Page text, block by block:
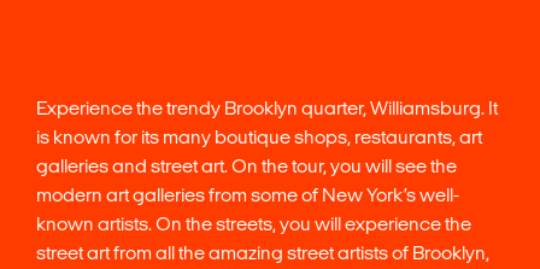
Experience the trendy Brooklyn quarter, Williamsburg. It
is known for its many boutique shops, restaurants, art
galleries and street art. On the tour, you will see the
modern art galleries from some of New York’s well-
known artists. On the streets, you will experience the
street art from all the amazing street artists of Brooklyn,